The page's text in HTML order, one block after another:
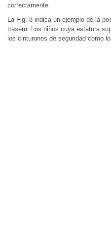
correctamente.
La Fig. 8 indica un ejemplo de la
trasero. Los niños cuya estatura
los cinturones de seguridad como